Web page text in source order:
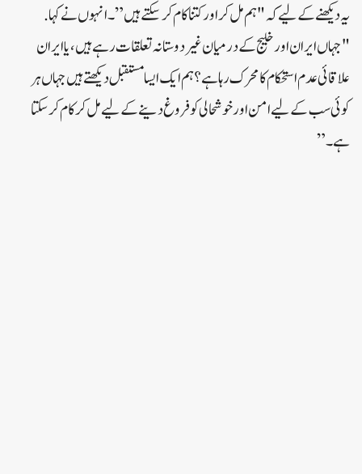
یہ دیکھنے کے لیے کہ "ہم مل کر اور کتنا کام کر سکتے ہیں”۔انہوں نے کہا.
"جہاں ایران اور خلیج کے درمیان غیر دوستانہ تعلقات رہے ہیں، یا ایران
علاقائی عدم استحکام کا محرک رہا ہے؟ ہم ایک ایسا مستقبل دیکھتے ہیں جہاں ہر
کوئی سب کے لیے امن اور خوشحالی کو فروغ دینے کے لیے مل کر کام کر سکتا
ہے۔”